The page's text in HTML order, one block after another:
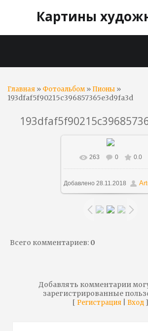
Картины
Главная » Фотоальбом» Пионы »
193dfaf5f90215c396857365e3d9fa3d
В реальном размере
564x431 / 44.7Kb
263 0 0.0
Добавлено 28.11.2018
Всего комментариев: 0
Добавлять комментарии
зарегистрированные
[ Регистрация Вход ]